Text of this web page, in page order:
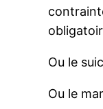
Ou le
Ou le